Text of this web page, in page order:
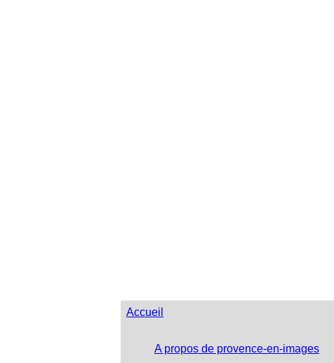
Accueil
A propos de provence-en-images